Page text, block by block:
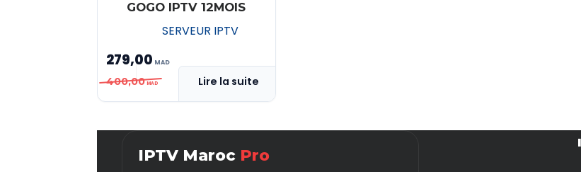
contenu
GOGO IPTV 12MOIS
SERVEUR IPTV
400,00
Le
prix
MAD 400,00.
279,00
Le
prix
MAD 279,00.
Lire la suite
IPTV Maroc Pro